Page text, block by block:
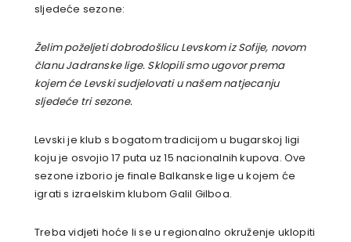
sljedeće sezone:
Želim poželjeti dobrodošlicu Levskom iz Sofije, novom
članu Jadranske lige. Sklopili smo ugovor prema
kojem će Levski sudjelovati u našem natjecanju
sljedeće tri sezone.
Levski je klub s bogatom tradicijom u bugarskoj ligi
koju je osvojio 17 puta uz 15 nacionalnih kupova. Ove
sezone izborio je finale Balkanske lige u kojem će
igrati s izraelskim klubom Galil Gilboa.
Treba vidjeti hoće li se u regionalno okruženje uklopiti